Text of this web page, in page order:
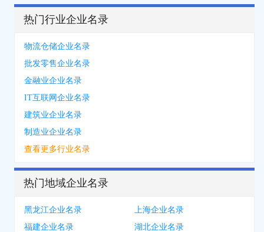
热门行业企业名录
物流仓储企业名录
批发零售企业名录
金融业企业名录
IT互联网企业名录
建筑业企业名录
制造业企业名录
查看更多行业名录
热门地域企业名录
黑龙江企业名录
上海企业名录
福建企业名录
湖北企业名录